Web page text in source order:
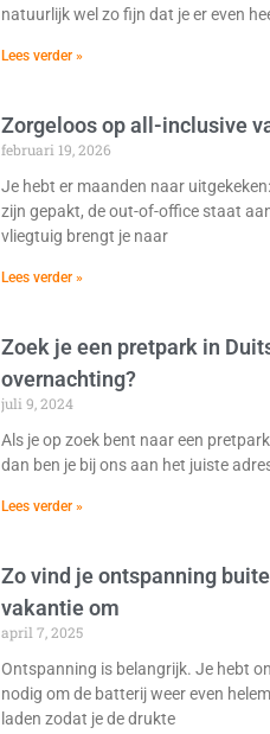
natuurlijk wel zo fijn dat je er even
Lees verder »
Zorgeloos op all-inclusive
februari 19, 2026
Je hebt er maanden naar
zijn gepakt, de out-of-office staat
vliegtuig brengt je naar
Lees verder »
Zoek je een pretpark in
overnachting?
juli 9, 2024
Als je op zoek bent naar een
dan ben je bij ons aan het juiste
Lees verder »
Zo vind je ontspanning
vakantie om
april 7, 2025
Ontspanning is belangrijk. Je hebt
nodig om de batterij weer even
laden zodat je de drukte